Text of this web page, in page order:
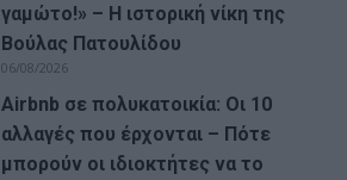
γαμώτο!» – Η ιστορική νίκη της
Βούλας Πατουλίδου
06/08/2026
Airbnb σε πολυκατοικία: Οι 10
αλλαγές που έρχονται – Πότε
μπορούν οι ιδιοκτήτες να το